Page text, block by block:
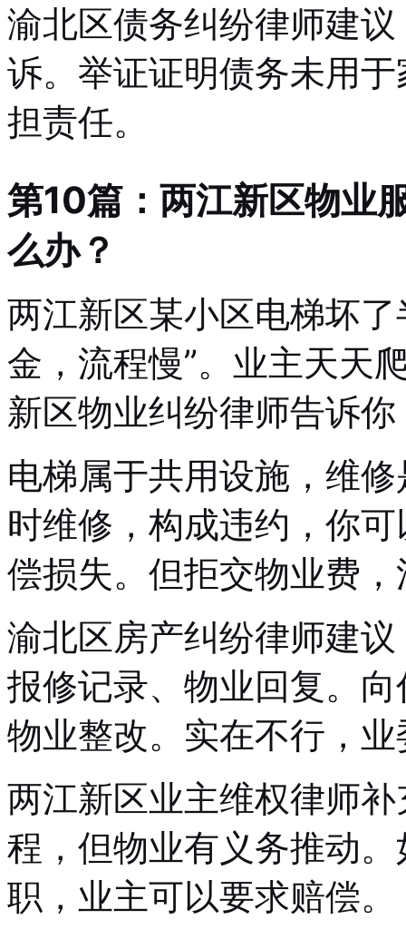
渝北区债务纠纷律师建
诉。举证证明债务未用
担责任。
第10篇：两江新区物业
么办？
两江新区某小区电梯坏
金，流程慢”。业主天天
新区物业纠纷律师告诉
电梯属于共用设施，维
时维修，构成违约，你
偿损失。但拒交物业费
渝北区房产纠纷律师建
报修记录、物业回复。
物业整改。实在不行，
两江新区业主维权律师
程，但物业有义务推动
职，业主可以要求赔偿。